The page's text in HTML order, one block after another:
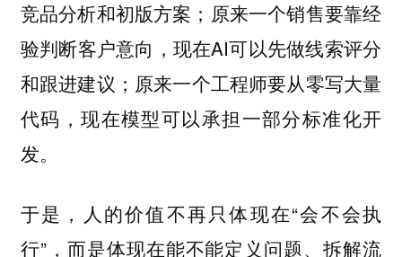
竞品分析和初版方案；原来一个销售要靠经
验判断客户意向，现在AI可以先做线索评分
和跟进建议；原来一个工程师要从零写大量
代码，现在模型可以承担一部分标准化开
发。
于是，人的价值不再只体现在“会不会执
行”，而是体现在能不能定义问题、拆解流